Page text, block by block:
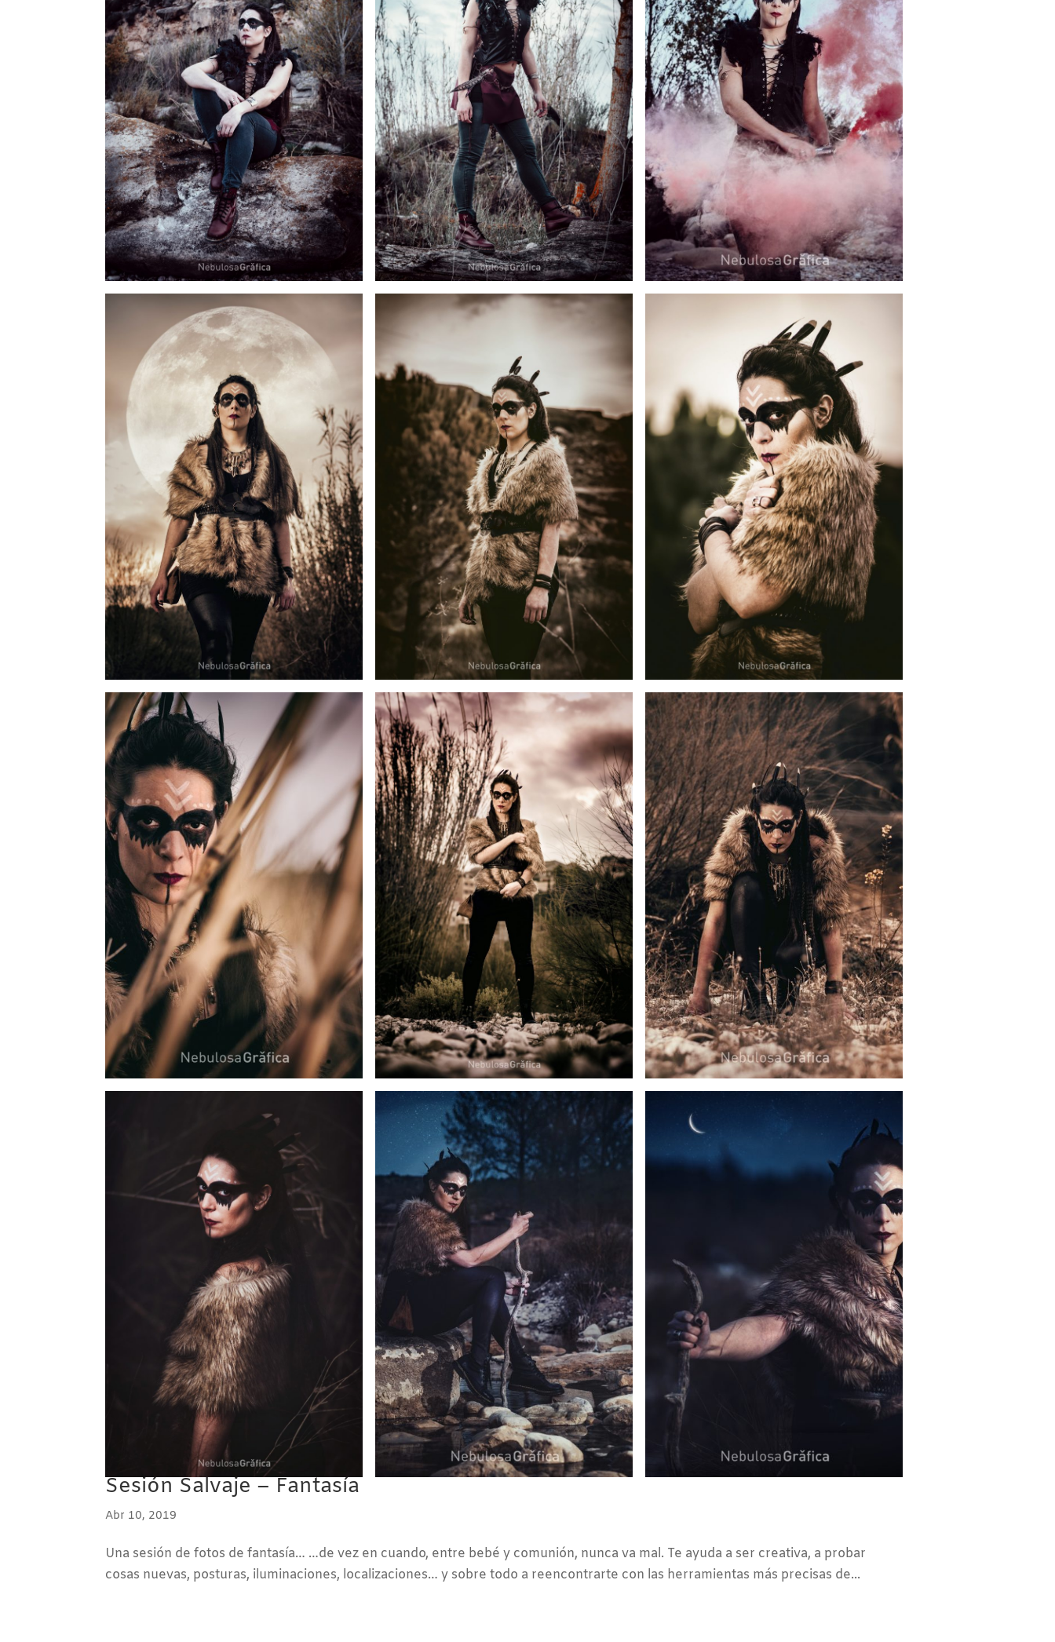
Sesión Salvaje – Fantasía
Abr 10, 2019
Una sesión de fotos de fantasía… …de vez en cuando, entre bebé y comunión, nunca va mal. Te ayuda a ser creativa, a probar
cosas nuevas, posturas, iluminaciones, localizaciones… y sobre todo a reencontrarte con las herramientas más precisas de...